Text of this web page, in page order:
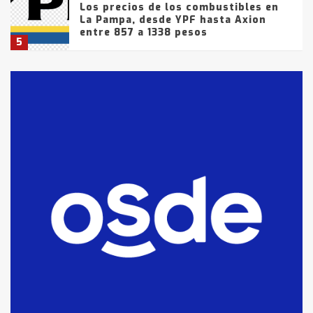
5
Los precios de los combustibles en
La Pampa, desde YPF hasta Axion
entre 857 a 1338 pesos
fueron detenidos por
comercialización de drogas en la
tarde del sábado
T.Lauquen: se vendió el edificio de
lo que fue la planta Industrial del